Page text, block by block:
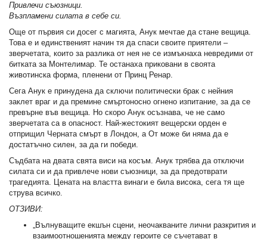
Привлечи съюзници.
Възпламени силата в себе си.
Още от първия си досег с магията, Анук мечтае да стане вещица.
Това е и единственият начин тя да спаси своите приятели –
зверчетата, които за разлика от нея не се измъкнаха невредими от
битката за Монтелимар. Те останаха приковани в своята
животинска форма, пленени от Принц Ренар.
Сега Анук е принудена да сключи политически брак с нейния
заклет враг и да премине смъртоносно огнено изпитание, за да се
превърне във вещица. Но скоро Анук осъзнава, че не само
зверчетата са в опасност. Най-жестокият вещерски орден е
отприщил Черната смърт в Лондон, а От може би няма да е
достатъчно силен, за да ги победи.
Съдбата на двата свята виси на косъм. Анук трябва да отключи
силата си и да привлече нови съюзници, за да предотврати
трагедията. Цената на властта винаги е била висока, сега тя ще
струва всичко.
ОТЗИВИ:
„Вълнуващите екшън сцени, неочакваните лични разкрития и
взаимоотношенията между героите се съчетават в